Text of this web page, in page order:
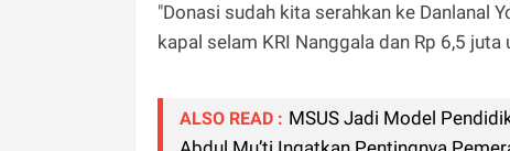
"Donasi sudah kita serahkan ke Danlanal
kapal selam KRI Nanggala dan Rp 6,5
ALSO READ : MSUS Jadi Model